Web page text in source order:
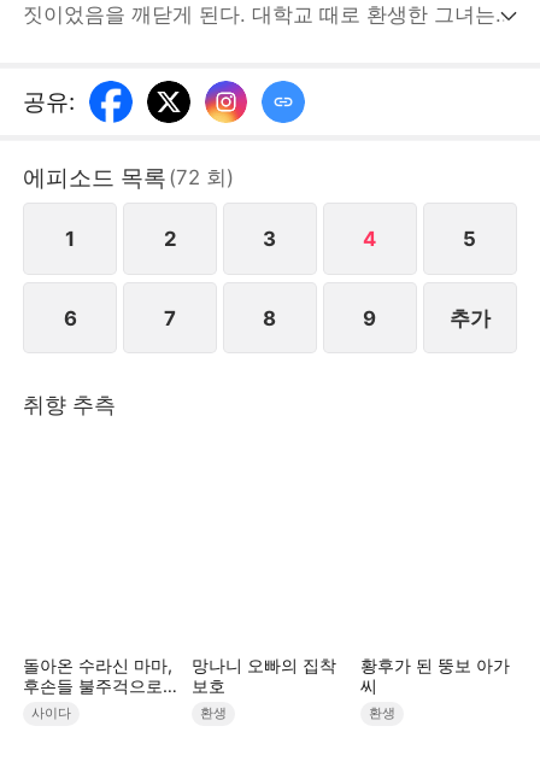
짓이었음을 깨닫게 된다. 대학교 때로 환생한 그녀는
던 한승우는 땅을 치고 후회하는데...STORYMATRIX
PTE.LTD
공유:
에피소드 목록 (72 회)
1 2 3 4 5
6 7 8 9 추가
취향 추측
돌아온 수라신 마마,
후손들 불주걱으로
긁?
사이다
망나니 오빠의 집착
보호
환생
황후가 된 뚱보 아가
씨
환생